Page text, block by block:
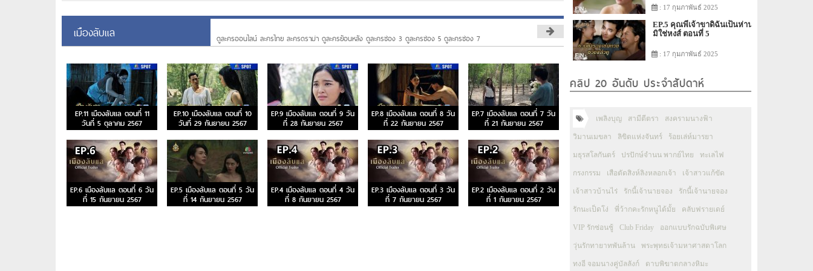
เมืองลับแล ดูละครออนไลน์ ละครไทย ละครดราม่า ดูละครย้อนหลัง ดูละครช่อง 3 ดูละครช่อง 5 ดูละครช่อง 7
EP.11 เมืองลับแล ตอนที่ 11
วันที่ 5 ตุลาคม 2567
EP.10 เมืองลับแล ตอนที่ 10
วันที่ 29 กันยายน 2567
EP.9 เมืองลับแล ตอนที่ 9 วัน
ที่ 28 กันยายน 2567
EP.8 เมืองลับแล ตอนที่ 8 วัน
ที่ 22 กันยายน 2567
EP.7 เมืองลับแล ตอนที่ 7 วัน
ที่ 21 กันยายน 2567
EP.6 เมืองลับแล ตอนที่ 6 วัน
ที่ 15 กันยายน 2567
EP.5 เมืองลับแล ตอนที่ 5 วัน
ที่ 14 กันยายน 2567
EP.4 เมืองลับแล ตอนที่ 4 วัน
ที่ 8 กันยายน 2567
EP.3 เมืองลับแล ตอนที่ 3 วัน
ที่ 7 กันยายน 2567
EP.2 เมืองลับแล ตอนที่ 2 วัน
ที่ 1 กันยายน 2567
: 17 กุมภาพันธ์ 2025
EP.5 คุณพี่เจ้าขาดิฉันเป็นห่าน
มิใช่หงส์ ตอนที่ 5
: 17 กุมภาพันธ์ 2025
คลิป 20 อันดับ ประจำสัปดาห์
เพลิงบุญ สามีตีตรา สงครามนางฟ้า
วิมานเมขลา ลิขิตแห่งจันทร์ ร้อยเล่ห์มารยา
มธุรสโลกันตร์ ปรปักษ์จำนน พากย์ไทย ทะเลไฟ
กรงกรรม เสือตัดสิงห์ลิงหลอกเจ้า เจ้าสาวแก้ขัด
เจ้าสาวบ้านไร่ รักนี้เจ้านายจอง รักนี้เจ้านายจอง
รักนะเป็ดโง่ พี่ว้ากคะรักหนูได้มั้ย คลับฟรายเดย์
VIP รักซ่อนชู้ Club Friday ออกแบบรักฉบับพิเศษ
วุ่นรักทายาทพันล้าน พระพุทธเจ้ามหาศาสดาโลก
ทงอี จอมนางคู่บัลลังก์ ดาบพิฆาตกลางหิมะ